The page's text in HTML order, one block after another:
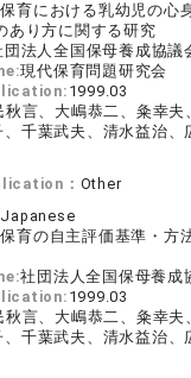
育における乳幼児の心
あり方に関する研究
団法人全国保母養成協議
現代保育問題研究会
1999.03
秋言、大嶋恭二、粂幸夫
、千葉武夫、清水益治、
： Other
Japanese
育の自主評価基準・方
社団法人全国保母養成
1999.03
秋言、大嶋恭二、粂幸夫
、千葉武夫、清水益治、